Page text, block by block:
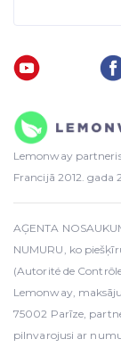
Lemonway
Francijā 2012. gada
AĢENTA
NUMURU, ko
(Autorité de
Lemonway,
75002 Parīze,
pilnvarojusi ar